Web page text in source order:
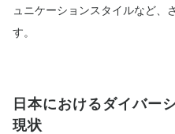
ュニケーションスタイルなど、
す。
日本におけるダイバー
現状